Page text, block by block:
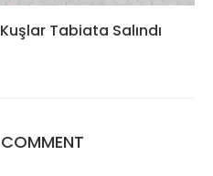
Tabiata Salındı